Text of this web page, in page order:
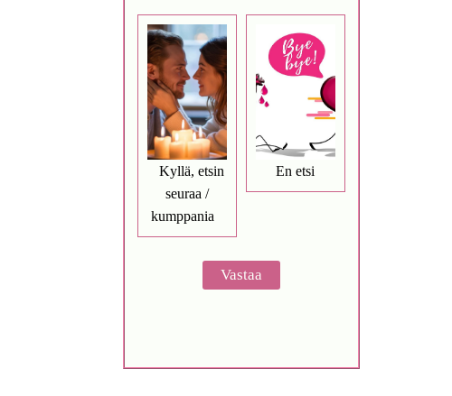
Kyllä, etsin
seuraa /
kumppania
En etsi